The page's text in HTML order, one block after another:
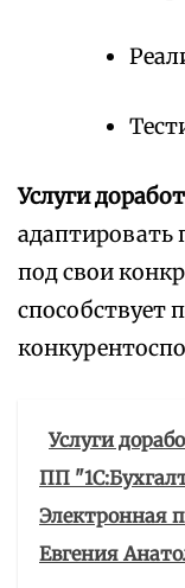
Услуги
адаптировать
под свои
Услуги
ПП
Электронная
Евгения